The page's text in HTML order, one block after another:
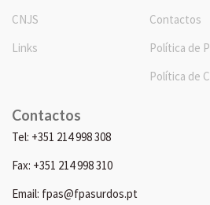
CNJS
Links
Contactos
Política de
Política de
Contactos
Tel: +351 214 998 308
Fax: +351 214 998 310
Email: fpas@fpasurdos.pt